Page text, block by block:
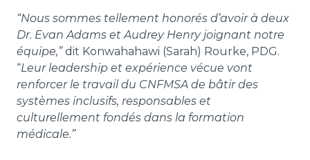
“Nous sommes tellement honorés d’avoir à deux
Dr. Evan Adams et Audrey Henry joignant notre
équipe,”dit Konwahahawi (Sarah) Rourke, PDG.
“Leur leadership et expérience vécue vont
renforcer le travail du CNFMSA de bâtir des
systèmes inclusifs, responsables et
culturellement fondés dans la formation
médicale.”